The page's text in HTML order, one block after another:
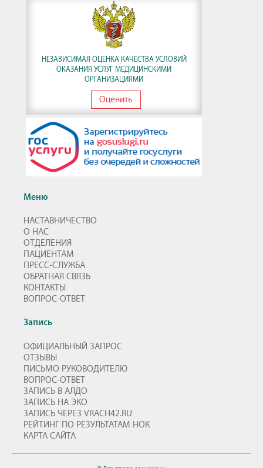
НЕЗАВИСИМАЯ ОЦЕНКА КАЧЕСТВА УСЛОВИЙ
ОКАЗАНИЯ УСЛУГ МЕДИЦИНСКИМИ
ОРГАНИЗАЦИЯМИ
Оценить
Меню
НАСТАВНИЧЕСТВО
О НАС
ОТДЕЛЕНИЯ
ПАЦИЕНТАМ
ПРЕСС-СЛУЖБА
ОБРАТНАЯ СВЯЗЬ
КОНТАКТЫ
ВОПРОС-ОТВЕТ
Запись
ОФИЦИАЛЬНЫЙ ЗАПРОС
ОТЗЫВЫ
ПИСЬМО РУКОВОДИТЕЛЮ
ВОПРОС-ОТВЕТ
ЗАПИСЬ В АЛДО
ЗАПИСЬ НА ЭКО
ЗАПИСЬ ЧЕРЕЗ VRACH42.RU
РЕЙТИНГ ПО РЕЗУЛЬТАТАМ НОК
КАРТА САЙТА